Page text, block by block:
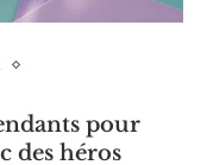
pour
des héros